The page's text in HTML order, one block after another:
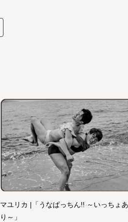
マユリカ |「うなぱっちん!! ～いっちょ
り～」